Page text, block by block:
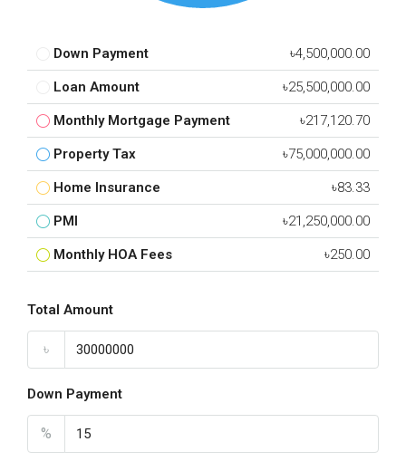
Down Payment ৳4,500,000.00
Loan Amount ৳25,500,000.00
Monthly Mortgage Payment ৳217,120.70
Property Tax ৳75,000,000.00
Home Insurance ৳83.33
PMI ৳21,250,000.00
Monthly HOA Fees ৳250.00
Total Amount
৳
Down Payment
%